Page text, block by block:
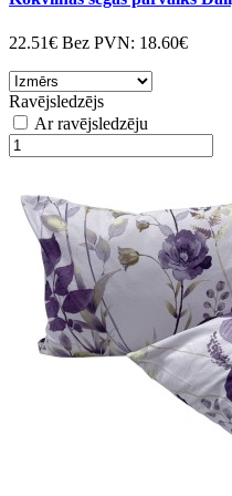
22.51€ Bez PVN: 18.60€
Ravējsledzējs
Ar ravējsledzēju